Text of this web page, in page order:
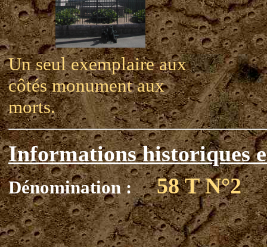
Un seul exemplaire aux
côtés monument aux
morts.
Informations historiques
Dénomination : 58 T N°2